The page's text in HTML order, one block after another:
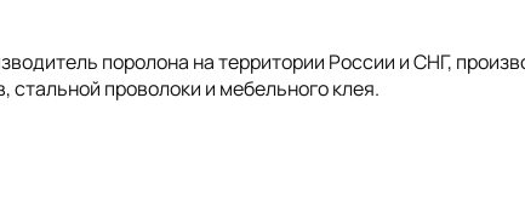
поролона на территории России и СНГ,
проволоки и мебельного клея.